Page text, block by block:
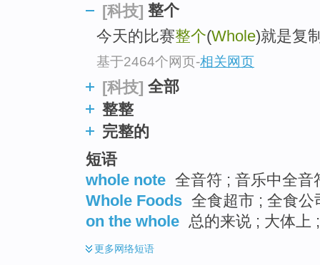
[科技] 整个
今天的比赛整个(Whole)就是复
基于2464个网页-相关网页
[科技] 全部
整整
完整的
短语
whole note 全音符 ; 音乐中全音
Whole Foods 全食超市 ; 全食
on the whole 总的来说 ; 大体上
更多网络短语